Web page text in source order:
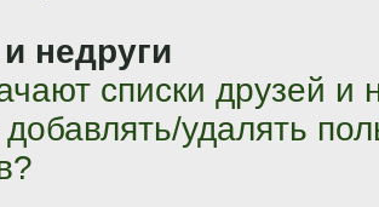
недруги
списки друзей и
удалять